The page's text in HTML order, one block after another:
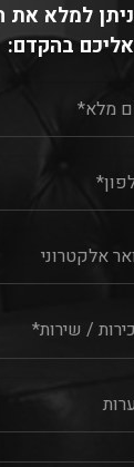
ניתן למלא את
אליכם בהקדם: